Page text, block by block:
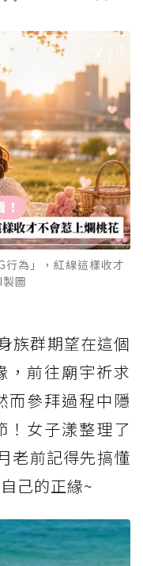
為」，紅線這樣收才
圖
族群期望在這個
，前往廟宇祈求
而參拜過程中隱
！女子漾整理了
老前記得先搞懂
己的正緣~